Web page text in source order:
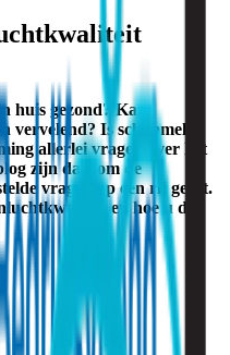
huis gezond? Kan
vervelend? Is schimmel
allerlei vragen over het
zijn daarom de
vragen op een rij gezet.
en hoe u die